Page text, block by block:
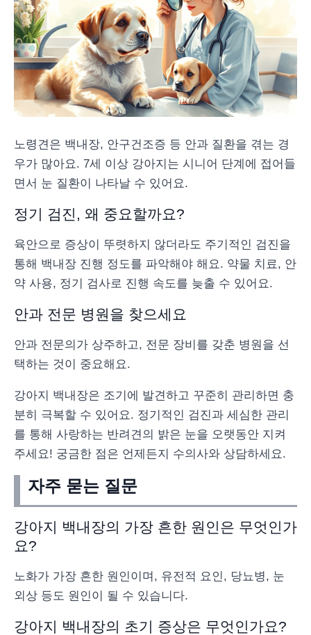
노령견은 백내장, 안구건조증 등 안과 질환을 겪는 경
우가 많아요. 7세 이상 강아지는 시니어 단계에 접어들
면서 눈 질환이 나타날 수 있어요.
정기 검진, 왜 중요할까요?
육안으로 증상이 뚜렷하지 않더라도 주기적인 검진을
통해 백내장 진행 정도를 파악해야 해요. 약물 치료, 안
약 사용, 정기 검사로 진행 속도를 늦출 수 있어요.
안과 전문 병원을 찾으세요
안과 전문의가 상주하고, 전문 장비를 갖춘 병원을 선
택하는 것이 중요해요.
강아지 백내장은 조기에 발견하고 꾸준히 관리하면 충
분히 극복할 수 있어요. 정기적인 검진과 세심한 관리
를 통해 사랑하는 반려견의 밝은 눈을 오랫동안 지켜
주세요! 궁금한 점은 언제든지 수의사와 상담하세요.
자주 묻는 질문
강아지 백내장의 가장 흔한 원인은 무엇인가
요?
노화가 가장 흔한 원인이며, 유전적 요인, 당뇨병, 눈
외상 등도 원인이 될 수 있습니다.
강아지 백내장의 초기 증상은 무엇인가요?